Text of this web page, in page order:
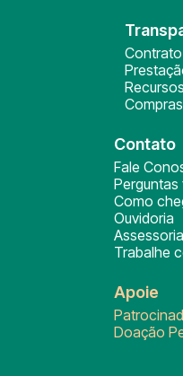
Contato
Fale
Perguntas
Como
Ouvidoria
Trabalhe
Apoie
Doação